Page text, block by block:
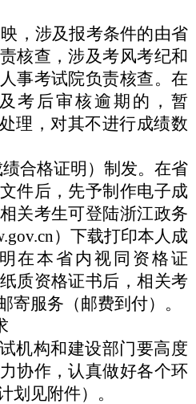
，涉及报考条件的由省
责核查，涉及考风考纪和
事考试院负责核查。在
考后审核逾期的，暂
理，对其不进行成绩数
合格证明） 制发。在省
件后，先予制作电子成
关考生可登陆浙江政务
）下载打印本人成
在本省内视同资格证
质资格证书后，相关考
寄服务（邮费到付）。
机构和建设部门要高度
协作，认真做好各个环
划见附件）。